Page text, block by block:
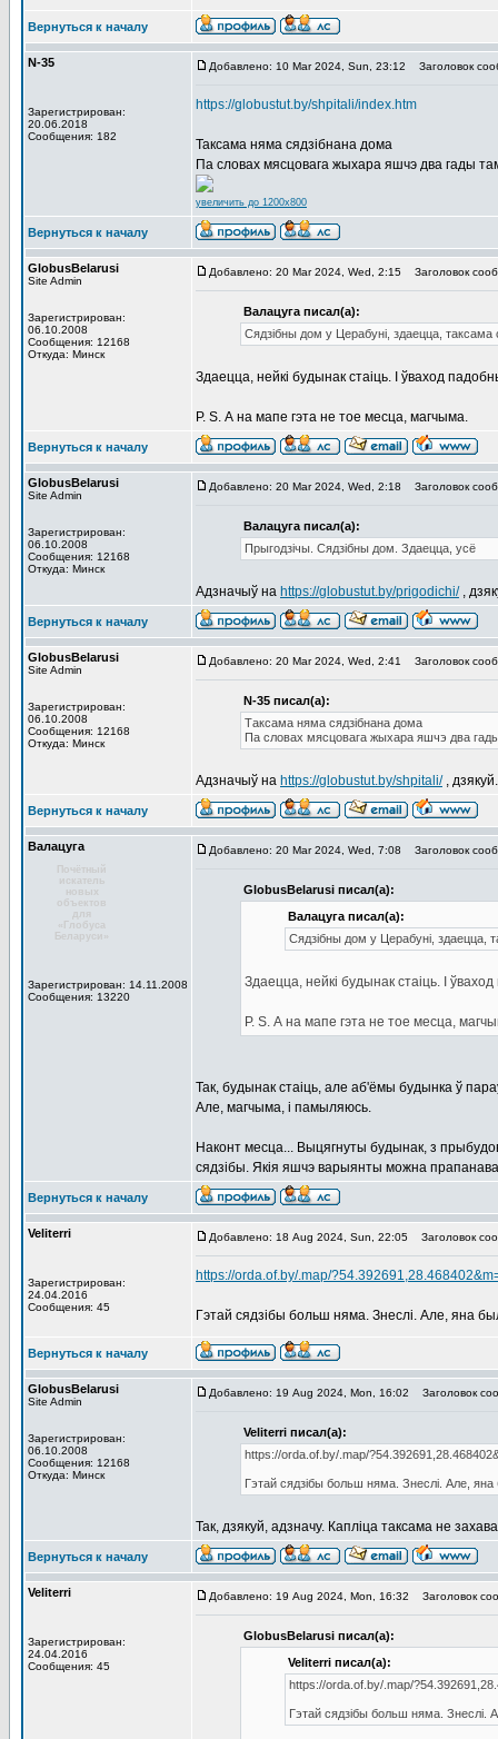
Вернуться к началу
N-35
Зарегистрирован:
20.06.2018
Сообщения: 182
Добавлено: 10 Mar 2024, Sun, 23:12 Заголовок
https://globustut.by/shpitali/index.htm
Таксама няма сядзібнана дома
Па словах мясцовага жыхара яшчэ два гады
увеличить до 1200x800
Вернуться к началу
GlobusBelarusi
Site Admin
Зарегистрирован:
06.10.2008
Сообщения: 12168
Откуда: Минск
Добавлено: 20 Mar 2024, Wed, 2:15 Заголовок
Валацуга писал(а):
Сядзібны дом у Церабуні, здаецца, таксама
Здаецца, нейкі будынак стаіць. І ўваход
P. S. А на мапе гэта не тое месца, магчыма.
Вернуться к началу
GlobusBelarusi
Site Admin
Зарегистрирован:
06.10.2008
Сообщения: 12168
Откуда: Минск
Добавлено: 20 Mar 2024, Wed, 2:18 Заголовок
Валацуга писал(а):
Прыгодзічы. Сядзібны дом. Здаецца, усё
Адзначыў на https://globustut.by/prigodichi/,
Вернуться к началу
GlobusBelarusi
Site Admin
Зарегистрирован:
06.10.2008
Сообщения: 12168
Откуда: Минск
Добавлено: 20 Mar 2024, Wed, 2:41 Заголовок
N-35 писал(а):
Таксама няма сядзібнана дома
Па словах мясцовага жыхара яшчэ два
Адзначыў на https://globustut.by/shpitali/, дзякуй.
Вернуться к началу
Валацуга
Почётный
искатель
новых
объектов
для
«Глобуса
Беларуси»
Зарегистрирован: 14.11.2008
Сообщения: 13220
Добавлено: 20 Mar 2024, Wed, 7:08 Заголовок
GlobusBelarusi писал(а):
Валацуга писал(а):
Сядзібны дом у Церабуні, здаецца,
Здаецца, нейкі будынак стаіць. І
P. S. А на мапе гэта не тое месца,
Так, будынак стаіць, але аб'ёмы будынка ў
Але, магчыма, і памыляюсь.
Наконт месца... Выцягнуты будынак, з
сядзібы. Якія яшчэ варыянты можна
Вернуться к началу
Veliterri
Зарегистрирован:
24.04.2016
Сообщения: 45
Добавлено: 18 Aug 2024, Sun, 22:05 Заголовок
https://orda.of.by/.map/
Гэтай сядзібы больш няма. Знеслі. Але, яна
Вернуться к началу
GlobusBelarusi
Site Admin
Зарегистрирован:
06.10.2008
Сообщения: 12168
Откуда: Минск
Добавлено: 19 Aug 2024, Mon, 16:02 Заголовок
Veliterri писал(а):
https://orda.of.by/.map/
Гэтай сядзібы больш няма. Знеслі. Але,
Так, дзякуй, адзначу. Каплiца таксама не
Вернуться к началу
Veliterri
Зарегистрирован:
24.04.2016
Сообщения: 45
Добавлено: 19 Aug 2024, Mon, 16:32 Заголовок
GlobusBelarusi писал(а):
Veliterri писал(а):
https://orda.of.by/.map/
Гэтай сядзібы больш няма. Знеслі.